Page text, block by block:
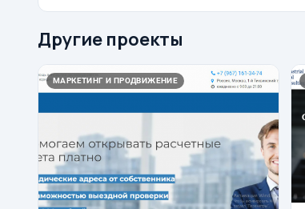
Другие проекты
МАРКЕТИНГ И ПРОДВИЖЕНИЕ